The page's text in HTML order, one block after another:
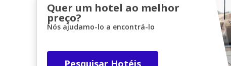
Quer um hotel ao melhor
preço?
Nós ajudamo-lo a encontrá-lo
Pesquisar Hotéis